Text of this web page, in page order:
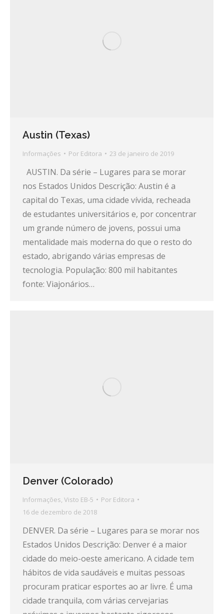
Austin (Texas)
Informações Por Editora 23 de janeiro de 2019
AUSTIN. Da série – Lugares para se morar
nos Estados Unidos Descrição: Austin é a
capital do Texas, uma cidade vívida, recheada
de estudantes universitários e, por concentrar
um grande número de jovens, possui uma
mentalidade mais moderna do que o resto do
estado, abrigando várias empresas de
tecnologia. População: 800 mil habitantes
fonte: Viajonários…
Denver (Colorado)
Informações Visto EB-5 Por Editora
16 de dezembro de 2018
DENVER. Da série – Lugares para se morar nos
Estados Unidos Descrição: Denver é a maior
cidade do meio-oeste americano. A cidade tem
hábitos de vida saudáveis e muitas pessoas
procuram praticar esportes ao ar livre. É uma
cidade tranquila, com várias cervejarias